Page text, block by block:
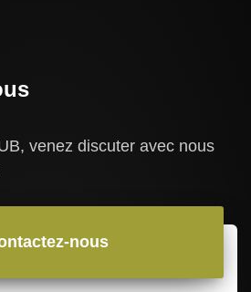
venez discuter avec nous
nous